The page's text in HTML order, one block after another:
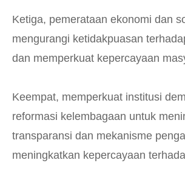
Ketiga, pemerataan ekonomi dan
mengurangi ketidakpuasan
dan memperkuat kepercayaan
Keempat, memperkuat institusi
reformasi kelembagaan untuk
transparansi dan mekanisme
meningkatkan kepercayaan